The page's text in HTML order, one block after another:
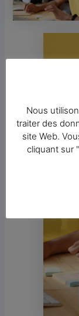
Nous
traiter des
site Web.
cliquant sur